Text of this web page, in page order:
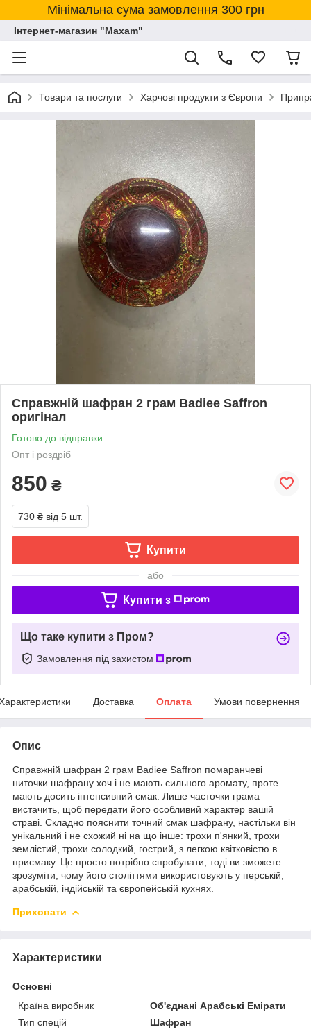
Мінімальна сума замовлення 300 грн
Інтернет-магазин "Maxam"
Товари та послуги Харчові продукти з Європи
Справжній шафран 2 грам Badiee Saffron
оригінал
Готово до відправки
Опт і роздріб
850 ₴
730 ₴ від 5 шт.
Купити
або
Купити з
Що таке купити з Пром?
Замовлення під захистом
Доставка Оплата Умови повернення
Опис
Справжній шафран 2 грам Badiee Saffron помаранчеві
ниточки шафрану хоч і не мають сильного аромату, проте
мають досить інтенсивний смак. Лише часточки грама
вистачить, щоб передати його особливий характер вашій
страві. Складно пояснити точний смак шафрану, настільки він
унікальний і не схожий ні на що інше: трохи п'янкий, трохи
землістий, трохи солодкий, гострий, з легкою квітковістю в
присмаку. Це просто потрібно спробувати, тоді ви зможете
зрозуміти, чому його століттями використовують у перській,
арабській, індійській та європейській кухнях.
Приховати
Характеристики
Основні
Країна виробник
Об'єднані Арабські Емірати
Тип спецій
Шафран